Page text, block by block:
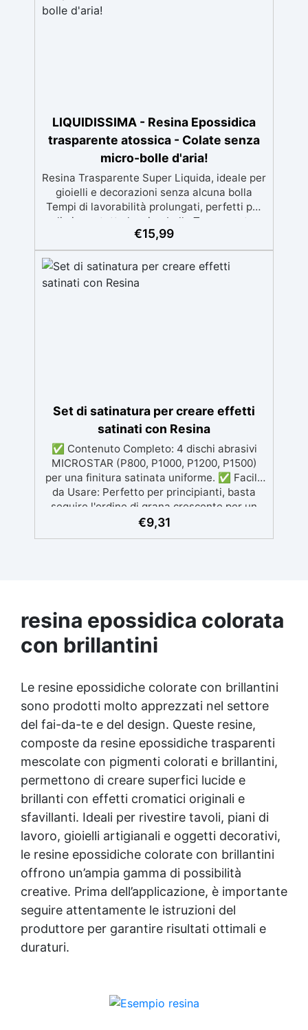
resistente ai raggi UV, duraturo e con finitura
LIQUIDISSIMA - Resina Epossidica
trasparente atossica - Colate senza
micro-bolle d'aria!
Resina Trasparente Super Liquida, ideale per
gioielli e decorazioni senza alcuna bolla
Tempi di lavorabilità prolungati, perfetti per
eliminare tutte le microbolle Trasparente,
resistente all'ingiallimento per colate da
2mm fino a 2 cm, minimizzando le bolle d'aria
per risultati impeccabili. Compatibile con
coloranti in pasta o polvere, permettendo
€15,99
Set di satinatura per creare effetti
satinati con Resina
✅ Contenuto Completo: 4 dischi abrasivi
MICROSTAR (P800, P1000, P1200, P1500)
per una finitura satinata uniforme. ✅ Facile
da Usare: Perfetto per principianti, basta
seguire l'ordine di grana crescente per un
risultato professionale. ✅ Preparazione
superfici lisce, opache e satinati, ideali per
oggetti in resina e materiali simili.
€9,31
resina epossidica colorata
con brillantini
Le resine epossidiche colorate con brillantini
sono prodotti molto apprezzati nel settore
del fai-da-te e del design. Queste resine,
composte da resine epossidiche trasparenti
mescolate con pigmenti colorati e brillantini,
permettono di creare superfici lucide e
brillanti con effetti cromatici originali e
sfavillanti. Ideali per rivestire tavoli, piani di
lavoro, gioielli artigianali e oggetti decorativi,
le resine epossidiche colorate con brillantini
offrono un’ampia gamma di possibilità
creative. Prima dell’applicazione, è importante
seguire attentamente le istruzioni del
produttore per garantire risultati ottimali e
duraturi.